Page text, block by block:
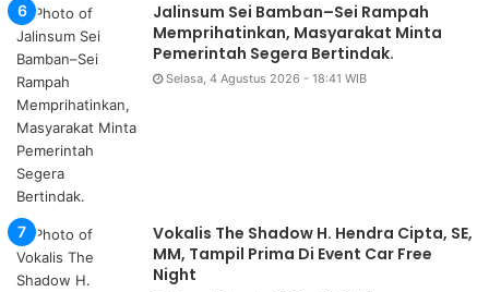
Jalinsum Sei Bamban–Sei Rampah
Memprihatinkan, Masyarakat Minta
Pemerintah Segera Bertindak.
Selasa, 4 Agustus 2026 - 18:41 WIB
Vokalis The Shadow H. Hendra Cipta, SE,
MM, Tampil Prima Di Event Car Free
Night